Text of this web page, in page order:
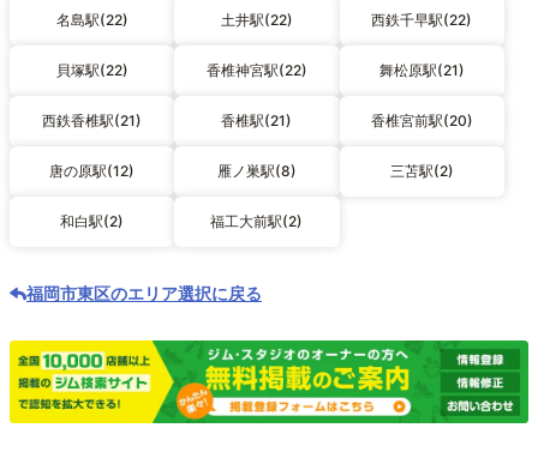
名島駅(22) 土井駅(22) 西鉄千早駅(22)
貝塚駅(22) 香椎神宮駅(22) 舞松原駅(21)
西鉄香椎駅(21) 香椎駅(21) 香椎宮前駅(20)
唐の原駅(12) 雁ノ巣駅(8) 三苫駅(2)
和白駅(2) 福工大前駅(2)
福岡市東区のエリア選択に戻る